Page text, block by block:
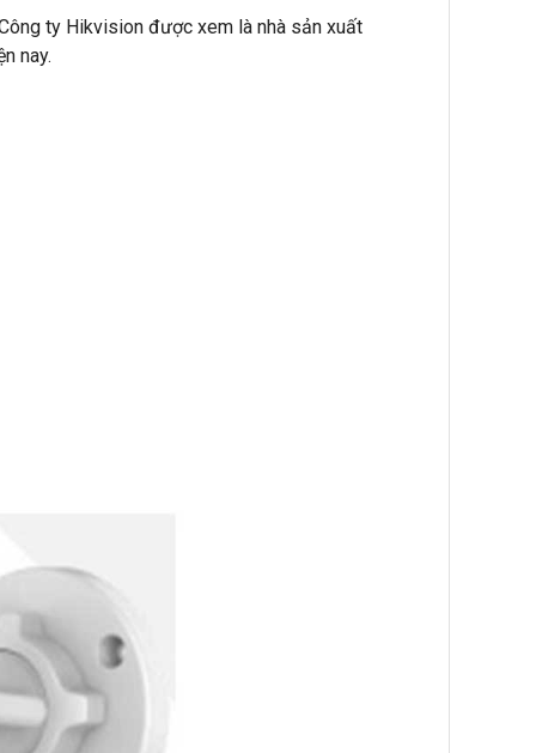
ty Hikvision được xem là nhà sản xuất
nay.